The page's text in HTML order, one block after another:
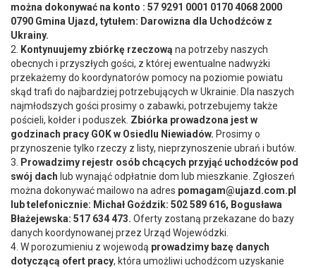
można dokonywać na konto : 57 9291 0001 0170 4068 2000
0790 Gmina Ujazd, tytułem: Darowizna dla Uchodźców z
Ukrainy.
2. Kontynuujemy zbiórkę rzeczową na potrzeby naszych
obecnych i przyszłych gości, z której ewentualne nadwyżki
przekażemy do koordynatorów pomocy na poziomie powiatu
skąd trafi do najbardziej potrzebujących w Ukrainie. Dla naszych
najmłodszych gości prosimy o zabawki, potrzebujemy także
pościeli, kołder i poduszek. Zbiórka prowadzona jest w
godzinach pracy GOK w Osiedlu Niewiadów. Prosimy o
przynoszenie tylko rzeczy z listy, nieprzynoszenie ubrań i butów.
3. Prowadzimy rejestr osób chcących przyjąć uchodźców pod
swój dach lub wynająć odpłatnie dom lub mieszkanie. Zgłoszeń
można dokonywać mailowo na adres pomagam@ujazd.com.pl
lub telefonicznie: Michał Goździk: 502 589 616, Bogusława
Błażejewska: 517 634 473. Oferty zostaną przekazane do bazy
danych koordynowanej przez Urząd Wojewódzki.
4. W porozumieniu z wojewodą prowadzimy bazę danych
dotyczącą ofert pracy, która umożliwi uchodźcom uzyskanie